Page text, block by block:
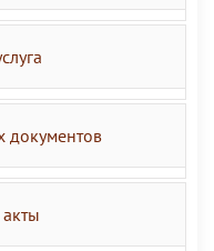
документов